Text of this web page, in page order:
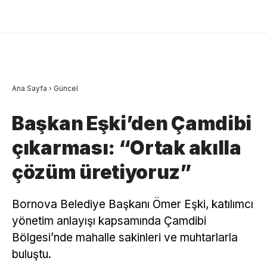
Ana Sayfa › Güncel
Başkan Eşki’den Çamdibi
çıkarması: “Ortak akılla
çözüm üretiyoruz”
Bornova Belediye Başkanı Ömer Eşki, katılımcı
yönetim anlayışı kapsamında Çamdibi
Bölgesi’nde mahalle sakinleri ve muhtarlarla
buluştu.